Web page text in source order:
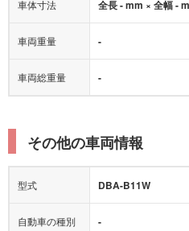
車体寸法 全長 - mm × 全幅 -
車両重量 -
車両総重量 -
その他の車両情報
型式 DBA-B11W
自動車の種別 -